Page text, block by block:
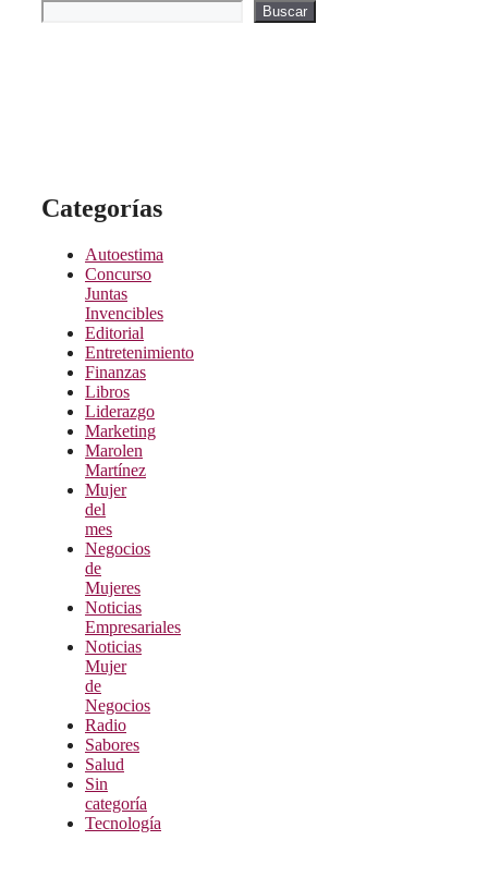
Buscar
Categorías
Autoestima
Concurso
Juntas
Invencibles
Editorial
Entretenimiento
Finanzas
Libros
Liderazgo
Marketing
Marolen
Martínez
Mujer
del
mes
Negocios
de
Mujeres
Noticias
Empresariales
Noticias
Mujer
de
Negocios
Radio
Sabores
Salud
Sin
categoría
Tecnología